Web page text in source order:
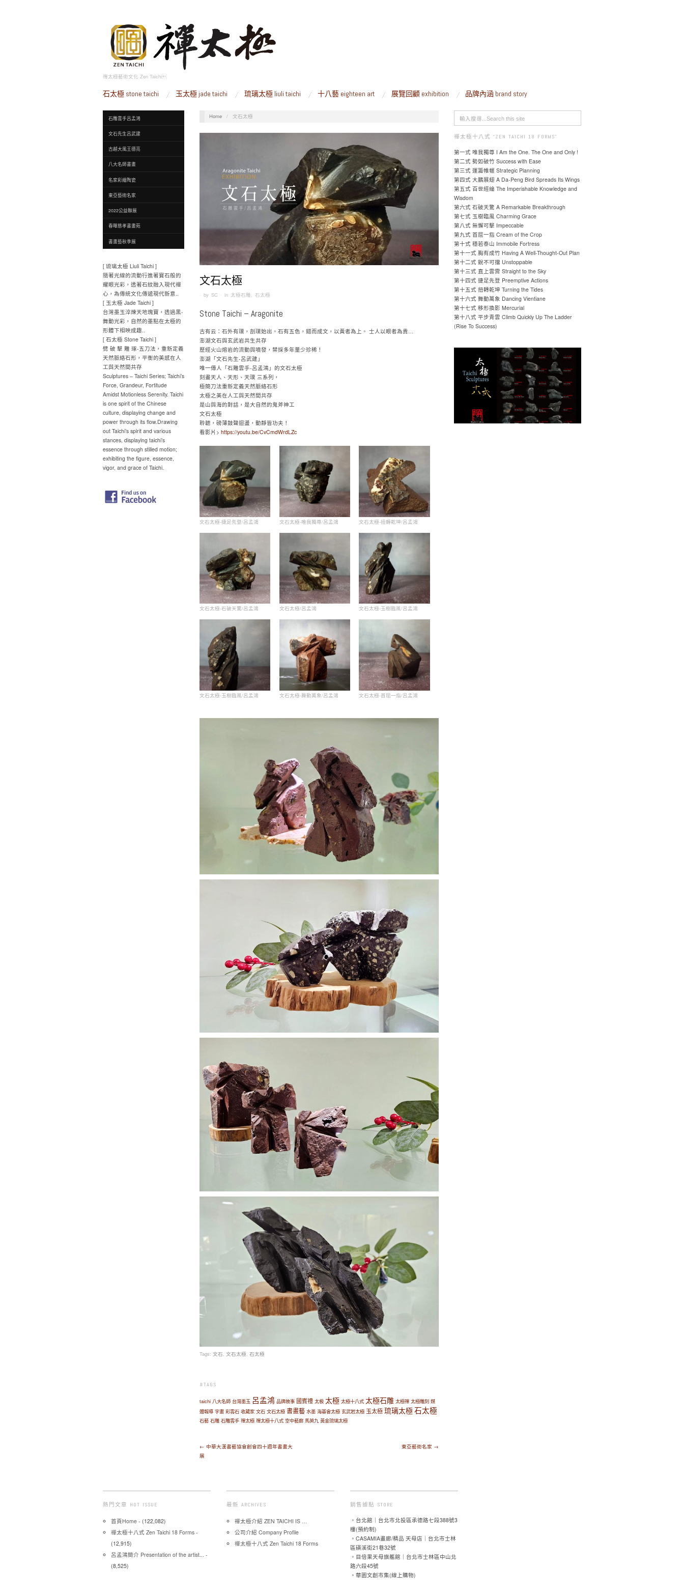
禪太極藝術文化 Zen Taichi
石太極 stone taichi 玉太極 jade taichi 琉璃太極 liuli taichi 十八藝 eighteen art 展覽回顧 exhibition 品牌內涵 brand story
石雕雲手呂孟鴻
文石先生呂武建
古越大風王德亮
八大名師書畫
名家彩繪陶瓷
東亞藝術名家
2022公益聯展
春暉慈孝書畫苑
書畫藝秋季展
[ 琉璃太極 Liuli Taichi ]
隨著光線的流動行進著寶石般的
耀眼光彩，透著石紋融入現代禪
心，為傳統文化傳遞現代新意..
[ 玉太極 Jade Taichi ]
台灣墨玉淬煉天地瑰寶，透過黑-
舞動光彩，自然的墨點在太極的
形體下相映成趣..
[ 石太極 Stone Taichi ]
劈 破 擊 雕 琢-五刀法，重新定義
天然脈絡石形，平衡的美感在人
工與天然間共存
Sculptures – Taichi Series; Taichi’s
Force, Grandeur, Fortitude
Amidst Motionless Serenity. Taichi
is one spirit of the Chinese
culture, displaying change and
power through its flow.Drawing
out Taichi’s spirit and various
stances, displaying taichi’s
essence through stilled motion;
exhibiting the figure, essence,
vigor, and grace of Taichi.
Home / 文石太極
文石太極
· by SC · in 太極石雕, 石太極
Stone Taichi – Aragonite
古有云：石外有璞，剖璞始出。石有五色，錯而成文，以黃者為上。 士人以眼者為貴…
澎湖文石與玄武岩共生共存
歷經火山熔岩的流動與噴發， 禁採多年量少珍稀！
澎湖「文石先生-呂武建」
唯一傳人「石雕雲手-呂孟鴻」的文石太極
刻畫天人、天形、天璞 三系列，
極簡刀法重新定義天然脈絡石形
太極之美在人工與天然間共存
是山與海的對話，是大自然的鬼斧神工
文石太極
聆聼，磅薄鼓聲迴盪，動靜皆功夫！
看影片> https://youtu.be/CvCmdWrdLZc
文石太極-捷足先登/呂孟鴻 文石太極-唯我獨尊/呂孟鴻 文石太極-扭轉乾坤/呂孟鴻
文石太極-石破天驚/呂孟鴻 文石太極/呂孟鴻 文石太極-玉樹臨風/呂孟鴻
文石太極-玉樹臨風/呂孟鴻 文石太極-舞動萬象/呂孟鴻 文石太極-首屈一指/呂孟鴻
Tags: 文石 文石太極 石太極
#TAGS
taichi 八大名師 台灣墨玉 呂孟鴻 品牌故事 國賓禮 太极 太極 太極十八式 太極石雕 太極禪 太極雕刻 媒
體報導 字畫 彩雲石 收藏家 文石 文石太極 書畫藝 水墨 海基會太極 玄武岩太極 玉太極琉璃太極石太極
石藝 石雕 石雕雲手 禪太極 禪太極十八式 空中藝廊 馬英九 黃金琉璃太極
← 中華大漢書藝協會創會四十週年書畫大
展
東亞藝術名家 →
禪太極十八式 “ZEN TAICHI 18 FORMS"
第一式 唯我獨尊 I Am the One. The One and Only !
第二式 勢如破竹 Success with Ease
第三式 運籌帷幄 Strategic Planning
第四式 大鵬展翅 A Da-Peng Bird Spreads Its Wings
第五式 百世經綸 The Imperishable Knowledge and
Wisdom
第六式 石破天驚 A Remarkable Breakthrough
第七式 玉樹臨風 Charming Grace
第八式 無懈可擊 Impeccable
第九式 首屈一指 Cream of the Crop
第十式 穩若泰山 Immobile Fortress
第十一式 胸有成竹 Having A Well-Thought-Out Plan
第十二式 銳不可擋 Unstoppable
第十三式 直上雲霄 Straight to the Sky
第十四式 捷足先登 Preemptive Actions
第十五式 扭轉乾坤 Turning the Tides
第十六式 舞動萬象 Dancing Vientiane
第十七式 移形換影 Mercurial
第十八式 平步青雲 Climb Quickly Up The Ladder
(Rise To Success)
熱門文章 HOT ISSUE
首頁Home - (122,082)
禪太極十八式 Zen Taichi 18 Forms -
(12,915)
呂孟鴻簡介 Presentation of the artist... -
(8,525)
最新 ARCHIVES
禪太極介紹 ZEN TAICHI IS …
公司介紹 Company Profile
禪太極十八式 Zen Taichi 18 Forms
銷售據點 STORE
。台北館｜台北市北投區承德路七段388號3
樓(預約制)
。CASAMIA畫廊/精品 天母店｜台北市士林
區磺溪街21巷32號
。目倍果天母旗艦館｜台北市士林區中山北
路六段45號
。華園文創市集(線上購物)